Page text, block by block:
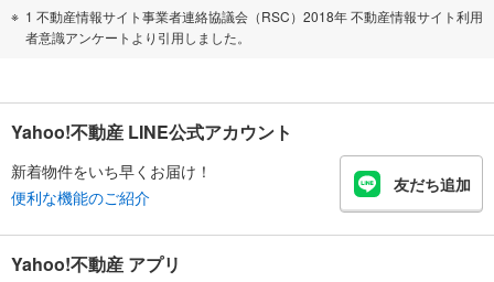
1 不動産情報サイト事業者連絡協議会（RSC）2018年 不動産情報サイト利用
者意識アンケートより引用しました。
Yahoo!不動産 LINE公式アカウント
新着物件をいち早くお届け！
便利な機能のご紹介
友だち追加
Yahoo!不動産 アプリ